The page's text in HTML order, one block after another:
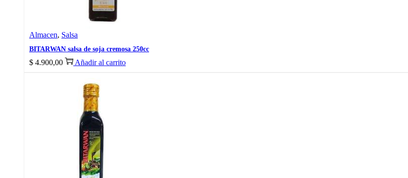
Almacen, Salsa
BITARWAN salsa de soja cremosa 250cc
$ 4.900,00 Añadir al carrito